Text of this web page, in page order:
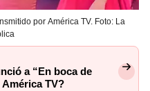
por América TV. Foto: La
a “En boca de
TV?